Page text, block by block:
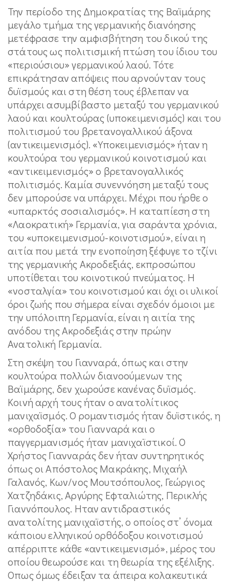
Την περίοδο της Δημοκρατίας της Βαϊμάρης
μεγάλο τμήμα της γερμανικής διανόησης
μετέφρασε την αμφισβήτηση του δικού της
στάτους ως πολιτισμική πτώση του ίδιου του
«περιούσιου» γερμανικού λαού. Τότε
επικράτησαν απόψεις που αρνούνταν τους
δυϊσμούς και στη θέση τους έβλεπαν να
υπάρχει ασυμβίβαστο μεταξύ του γερμανικού
λαού και κουλτούρας (υποκειμενισμός) και του
πολιτισμού του βρετανογαλλικού άξονα
(αντικειμενισμός). «Υποκειμενισμός» ήταν η
κουλτούρα του γερμανικού κοινοτισμού και
«αντικειμενισμός» ο βρετανογαλλικός
πολιτισμός. Καμία συνεννόηση μεταξύ τους
δεν μπορούσε να υπάρχει. Μέχρι που ήρθε ο
«υπαρκτός σοσιαλισμός». Η καταπίεση στη
«Λαοκρατική» Γερμανία, για σαράντα χρόνια,
του «υποκειμενισμού-κοινοτισμού», είναι η
αιτία που μετά την ενοποίηση ξέφυγε το τζίνι
της γερμανικής Ακροδεξιάς, εκπροσώπου
υποτίθεται του κοινοτικού πνεύματος. Η
«νοσταλγία» του κοινοτισμού και όχι οι υλικοί
όροι ζωής που σήμερα είναι σχεδόν όμοιοι με
την υπόλοιπη Γερμανία, είναι η αιτία της
ανόδου της Ακροδεξιάς στην πρώην
Ανατολική Γερμανία.
Στη σκέψη του Γιανναρά, όπως και στην
κουλτούρα πολλών διανοούμενων της
Βαϊμάρης, δεν χωρούσε κανένας δυϊσμός.
Κοινή αρχή τους ήταν ο ανατολίτικος
μανιχαϊσμός. Ο ρομαντισμός ήταν δυϊστικός, η
«ορθοδοξία» του Γιανναρά και ο
παγγερμανισμός ήταν μανιχαϊστικοί. Ο
Χρήστος Γιανναράς δεν ήταν συντηρητικός
όπως οι Απόστολος Μακράκης, Μιχαήλ
Γαλανός, Κων/νος Μουτσόπουλος, Γεώργιος
Χατζηδάκις, Αργύρης Εφταλιώτης, Περικλής
Γιαννόπουλος. Ηταν αντιδραστικός
ανατολίτης μανιχαϊστής, ο οποίος στ’ όνομα
κάποιου ελληνικού ορθόδοξου κοινοτισμού
απέρριπτε κάθε «αντικειμενισμό», μέρος του
οποίου θεωρούσε και τη θεωρία της εξέλιξης.
Οπως όμως έδειξαν τα άπειρα κολακευτικά